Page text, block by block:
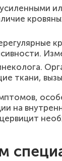
ткани,
на